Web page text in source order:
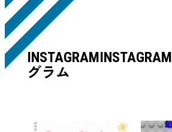
INSTAGRAMINSTAGRAM
グラム